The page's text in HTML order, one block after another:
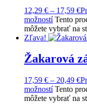
12,29 € – 17,59 €
možností Tento
môžete vybrať na
Zľava!
Žakarová
17,59 € – 20,49 €
možností Tento
môžete vybrať na